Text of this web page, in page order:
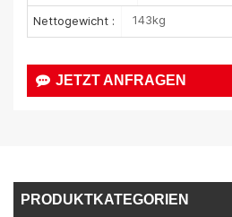
Nettogewicht : 143kg
JETZT ANFRAGEN
PRODUKTKATEGORIEN